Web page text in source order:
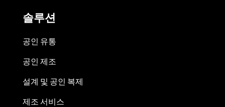
솔루션
공인 유통
공인 제조
설계 및 공인 복제
제조 서비스